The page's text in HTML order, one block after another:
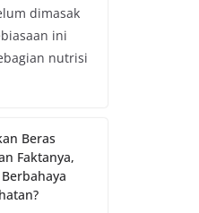
dimasak
ini
nutrisi
Beras
Faktanya,